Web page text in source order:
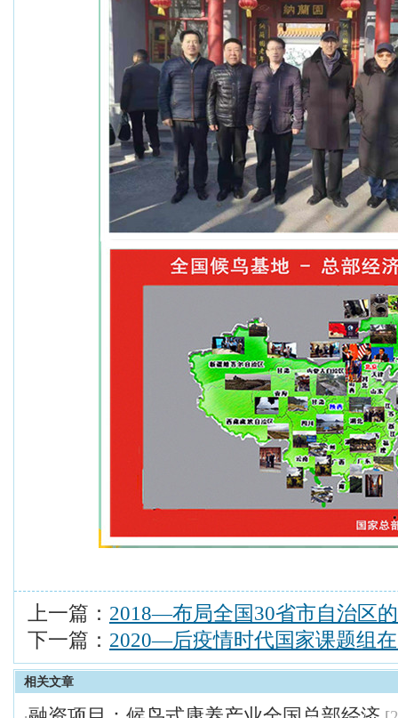
上一篇： 2018—布局全国30省市自治区
下一篇： 2020—后疫情时代国家课题组
相关文章